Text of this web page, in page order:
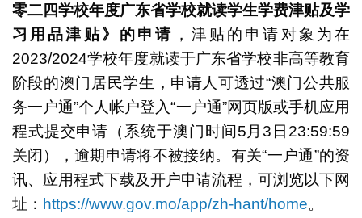
零二四学校年度广东省学校就读学生学费津贴及学
习用品津贴》的申请 ，津贴的申请对象为在
2023/2024学校年度就读于广东省学校非高等教育
阶段的澳门居民学生，申请人可透过“澳门公共服
务一户通”个人帐户登入“一户通”网页版或手机应用
程式提交申请（系统于澳门时间5月3日23:59:59
关闭），逾期申请将不被接纳。有关“一户通”的资
讯、应用程式下载及开户申请流程，可浏览以下网
址： https://www.gov.mo/app/zh-hant/home。